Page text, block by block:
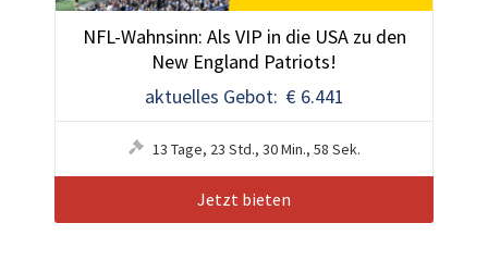
NFL-Wahnsinn: Als VIP in die USA zu den
New England Patriots!
aktuelles Gebot: € 6.441
13 Tage, 23 Std., 30Min., 55 Sek.
Jetzt bieten